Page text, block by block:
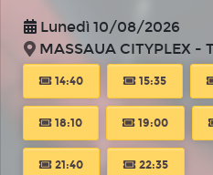
Lunedì 10/08/2026
MASSAUA CITYPLEX -
14:40 15:35
18:10 19:00
21:40 22:35